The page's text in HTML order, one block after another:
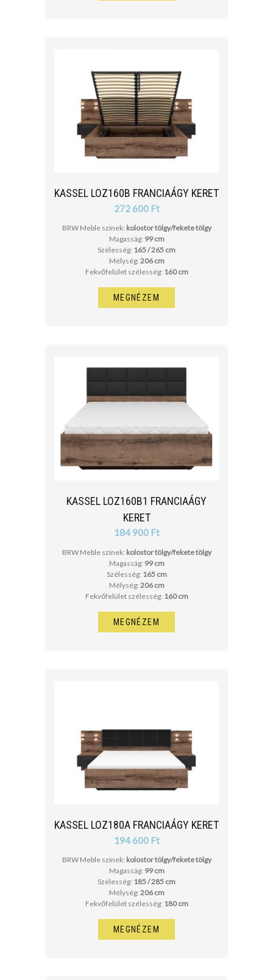
KASSEL LOZ160B FRANCIAÁGY KERET
272 600 Ft
BRW Meble színek: kolostor tölgy/fekete tölgy
Magasság: 99 cm
Szélesség: 165 / 265 cm
Mélység: 206 cm
Fekvőfelület szélesség: 160 cm
MEGNÉZEM
KASSEL LOZ160B1 FRANCIAÁGY
KERET
184 900 Ft
BRW Meble színek: kolostor tölgy/fekete tölgy
Magasság: 99 cm
Szélesség: 165 cm
Mélység: 206 cm
Fekvőfelület szélesség: 160 cm
MEGNÉZEM
KASSEL LOZ180A FRANCIAÁGY KERET
194 600 Ft
BRW Meble színek: kolostor tölgy/fekete tölgy
Magasság: 99 cm
Szélesség: 185 / 285 cm
Mélység: 206 cm
Fekvőfelület szélesség: 180 cm
MEGNÉZEM